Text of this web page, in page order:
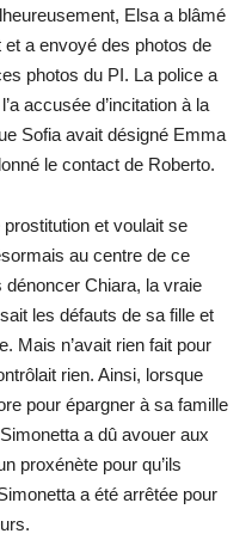
Elsa a blâmé
a envoyé des photos de
photos du PI. La police a
accusée d’incitation à la
Sofia avait désigné Emma
le contact de Roberto.
et voulait se
au centre de ce
Chiara, la vraie
les défauts de sa fille et
Mais n’avait rien fait pour
rien. Ainsi, lorsque
pour épargner à sa famille
a dû avouer aux
proxénète pour qu’ils
a été arrêtée pour